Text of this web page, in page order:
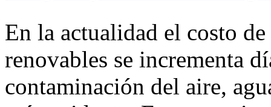
En la actualidad el costo
renovables se incrementa
contaminación del aire,